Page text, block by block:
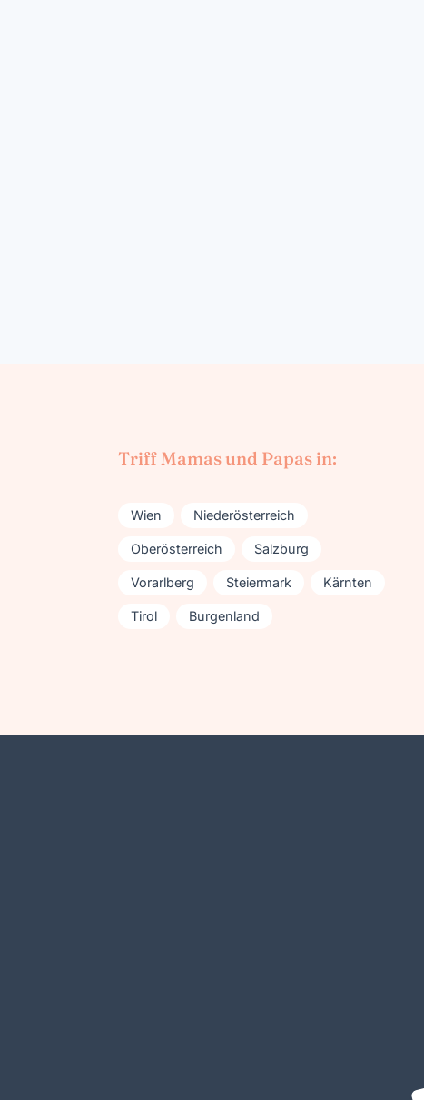
Triff Mamas und Papas in:
Wien Niederösterreich
Oberösterreich Salzburg
Vorarlberg Steiermark Kärnten
Tirol Burgenland